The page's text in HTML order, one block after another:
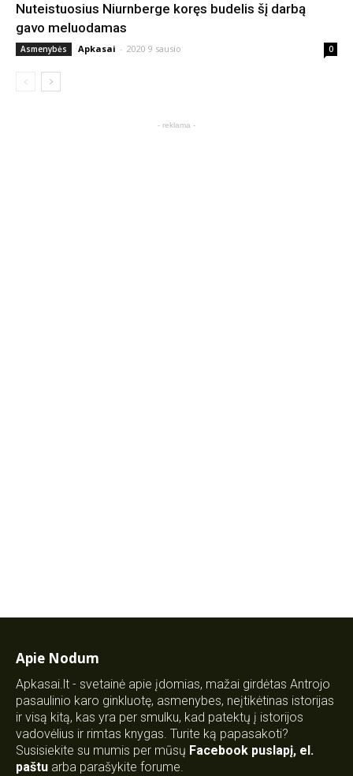
Nuteistuosius Niurnberge koręs budelis šį darbą
gavo meluodamas
Asmenybės Apkasai - 2020 9 sausio 0
- reklama -
Apie Nodum
Apkasai.lt - svetainė apie įdomias, mažai girdėtas Antrojo
pasaulinio karo ginkluotę, asmenybes, neįtikėtinas istorijas
ir visą kitą, kas yra per smulku, kad patektų į istorijos
vadovėlius ir rimtas knygas. Turite ką papasakoti?
Susisiekite su mumis per mūsų Facebook puslapį, el.
paštu arba parašykite forume.